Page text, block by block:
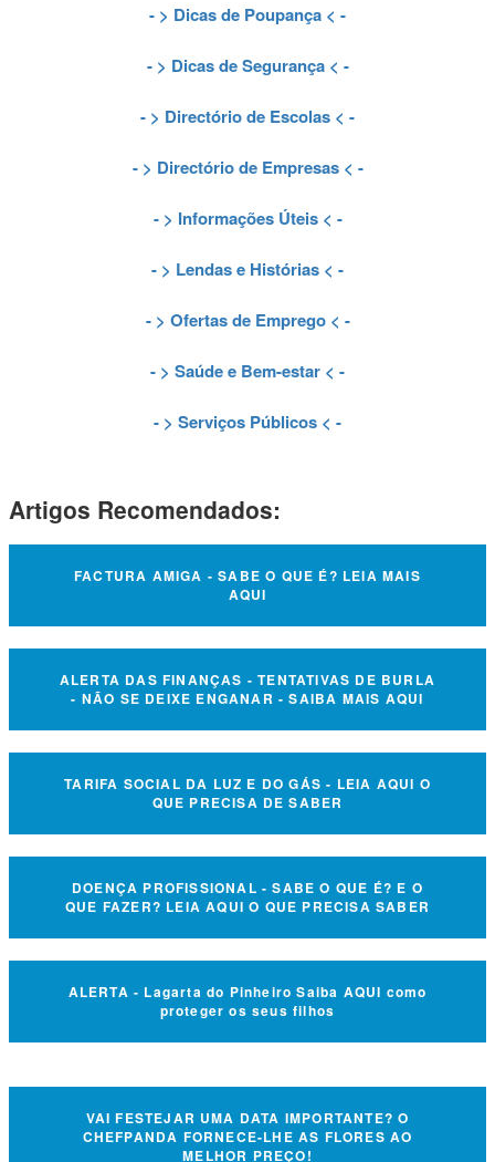
- > Dicas de Poupança < -
- > Dicas de Segurança< -
- > Directório de Escolas < -
- > Directório de Empresas< -
- > Informações Úteis< -
- > Lendas e Histórias < -
- > Ofertas de Emprego< -
- > Saúde e Bem-estar < -
- > Serviços Públicos < -
Artigos Recomendados:
FACTURA AMIGA - SABE O QUE É? LEIA MAIS
AQUI
ALERTA DAS FINANÇAS - TENTATIVAS DE BURLA
- NÃO SE DEIXE ENGANAR - SAIBA MAIS AQUI
TARIFA SOCIAL DA LUZ E DO GÁS - LEIA AQUI O
QUE PRECISA DE SABER
DOENÇA PROFISSIONAL - SABE O QUE É? E O
QUE FAZER? LEIA AQUI O QUE PRECISA SABER
ALERTA - Lagarta do Pinheiro Saiba AQUI como
proteger os seus filhos
VAI FESTEJAR UMA DATA IMPORTANTE? O
CHEFPANDA FORNECE-LHE AS FLORES AO
MELHOR PREÇO!